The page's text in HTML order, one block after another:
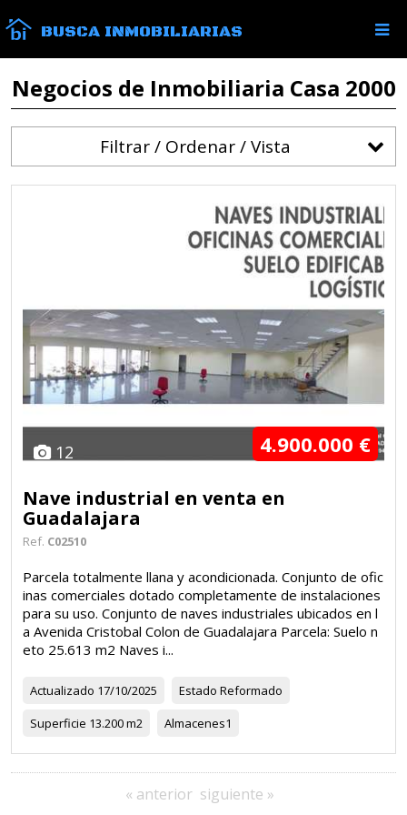
BUSCA INMOBILIARIAS
Negocios de Inmobiliaria Casa 2000
Filtrar / Ordenar / Vista
12 4.900.000 €
Nave industrial en venta en
Guadalajara
Ref. C02510
Parcela totalmente llana y acondicionada. Conjunto de ofic
inas comerciales dotado completamente de instalaciones
para su uso. Conjunto de naves industriales ubicados en l
a Avenida Cristobal Colon de Guadalajara Parcela: Suelo n
eto 25.613 m2 Naves i...
Actualizado 17/10/2025 Estado Reformado
Superficie 13.200 m2 Almacenes1
« anterior siguiente »